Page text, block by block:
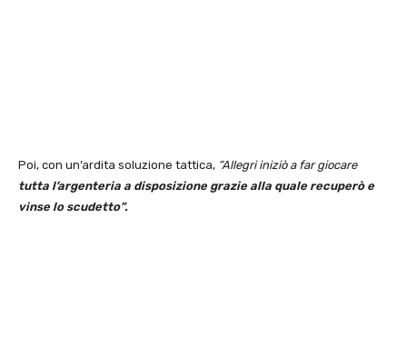
Poi, con un’ardita soluzione tattica, “Allegri iniziò a far giocare
tutta l’argenteria a disposizione grazie alla quale recuperò e
vinse lo scudetto”.